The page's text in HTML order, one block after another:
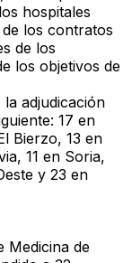
hospitales
los contratos
de los
los objetivos de
adjudicación
17 en
Bierzo, 13 en
11 en Soria,
y 23 en
Medicina de